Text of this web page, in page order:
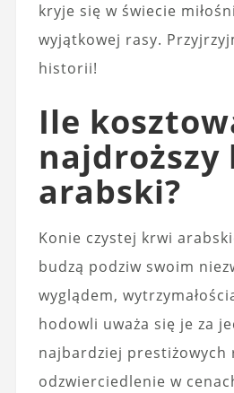
kryje się w świecie
wyjątkowej rasy.
historii!
Ile
najdroższy
arabski?
Konie czystej krwi
budzą podziw swoim
wyglądem,
hodowli uważa się je za
najbardziej prestiżowych
odzwierciedlenie w